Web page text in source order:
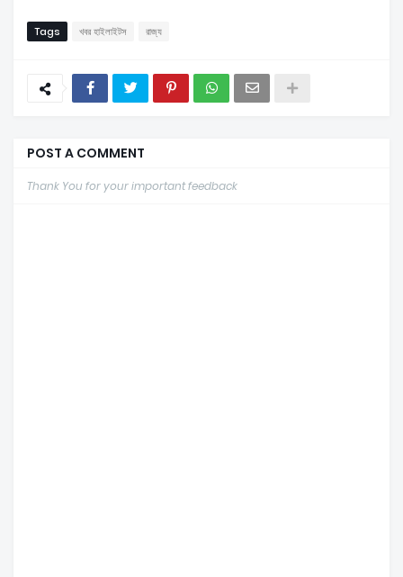
Tags খবর হাইলাইটস রাজ্য
POST A COMMENT
Thank You for your important feedback